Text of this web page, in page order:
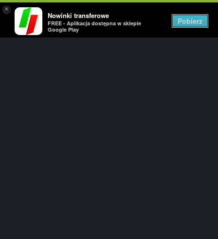
×
Nowinki transferowe
FREE - Aplikacja dostępna w sklepie
Google Play
Pobierz